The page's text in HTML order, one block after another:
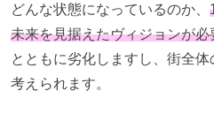
どんな状態になっているのか、
未来を見据えたヴィジョンが必
とともに劣化しますし、街全
考えられます。